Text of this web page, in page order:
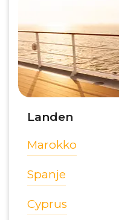
Landen
Marokko
Spanje
Cyprus